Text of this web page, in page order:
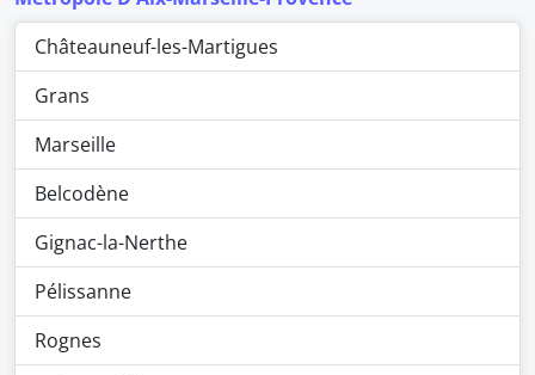
Châteauneuf-les-Martigues
Grans
Marseille
Belcodène
Gignac-la-Nerthe
Pélissanne
Rognes